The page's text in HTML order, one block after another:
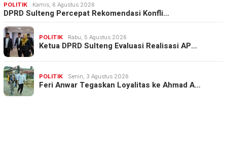
POLITIK Kamis, 6 Agustus 2026
DPRD Sulteng Percepat Rekomendasi Konfli…
POLITIK Rabu, 5 Agustus 2026
Ketua DPRD Sulteng Evaluasi Realisasi AP…
POLITIK Senin, 3 Agustus 2026
Feri Anwar Tegaskan Loyalitas ke Ahmad A…